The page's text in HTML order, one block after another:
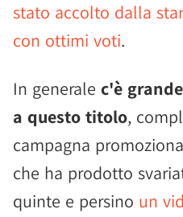
stato accolto dalla
con ottimi voti.
In generale c'è
a questo titolo,
campagna
che ha prodotto
quinte e persino un